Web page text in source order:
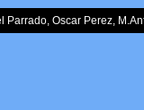
Parrado, Oscar Perez,